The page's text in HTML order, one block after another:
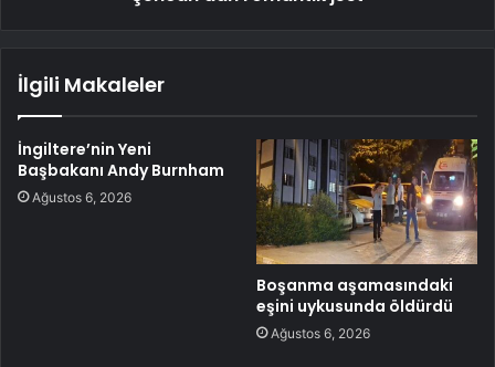
İlgili Makaleler
İngiltere’nin Yeni
Başbakanı Andy Burnham
Ağustos 6, 2026
Boşanma aşamasındaki
eşini uykusunda öldürdü
Ağustos 6, 2026